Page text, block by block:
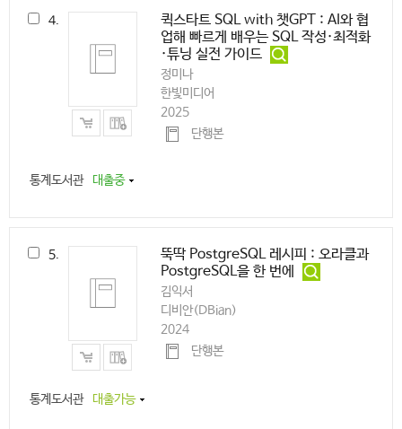
4.
퀵스타트 SQL with 챗GPT : AI와 협
업해 빠르게 배우는 SQL 작성·최적화
·튜닝 실전 가이드
정미나
한빛미디어
2025
단행본
통계도서관 대출중
5.
뚝딱 PostgreSQL 레시피 : 오라클과
PostgreSQL을 한 번에
김익서
디비안(DBian)
2024
단행본
통계도서관 대출가능